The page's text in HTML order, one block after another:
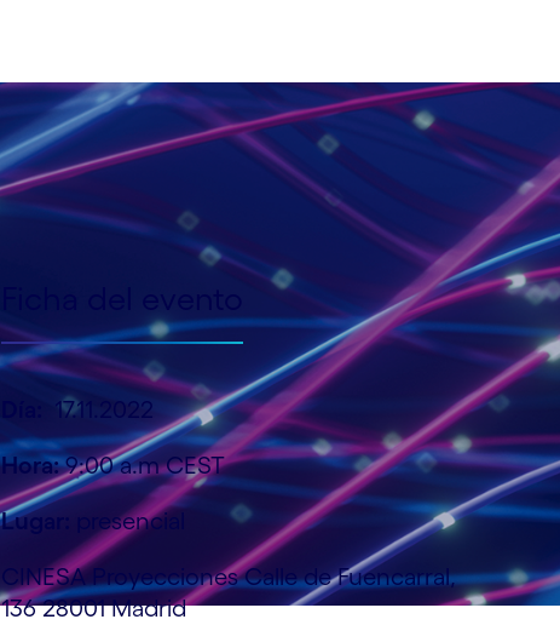
17.11.2022
Hora:9:00 a.m CEST
Lugar: presencial
CINESA Proyecciones Calle de Fuencarral,
136 28001 Madrid